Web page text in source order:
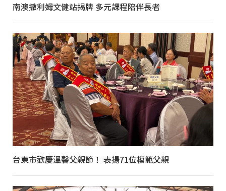
南澳撒利姆文健站揭牌 多元課程陪伴長者
台東市歡慶溫馨父親節！ 表揚71位模範父親